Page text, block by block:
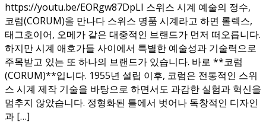
https://youtu.be/EORgw87DpLI 스위스 시계 예술의 정수,
코럼(CORUM)을 만나다 스위스 명품 시계라고 하면 롤렉스,
태그호이어, 오메가 같은 대중적인 브랜드가 먼저 떠오릅니다.
하지만 시계 애호가들 사이에서 특별한 예술성과 기술력으로
주목받고 있는 또 하나의 브랜드가 있습니다. 바로 **코럼
(CORUM)**입니다. 1955년 설립 이후, 코럼은 전통적인 스위
스 시계 제작 기술을 바탕으로 하면서도 과감한 실험과 혁신을
멈추지 않았습니다. 정형화된 틀에서 벗어나 독창적인 디자인
과 […]